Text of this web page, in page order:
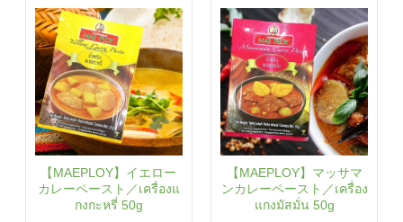
【MAEPLOY】イエロー
カレーペースト／เครื่องแ
กงกะหรี่ 50g
【MAEPLOY】マッサマ
ンカレーペースト／เครื่อง
แกงมัสมั่น 50g